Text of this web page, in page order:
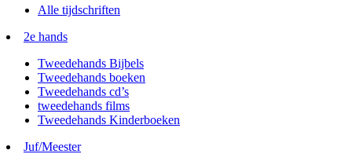
Alle tijdschriften
2e hands
Tweedehands Bijbels
Tweedehands boeken
Tweedehands cd’s
tweedehands films
Tweedehands Kinderboeken
Juf/Meester